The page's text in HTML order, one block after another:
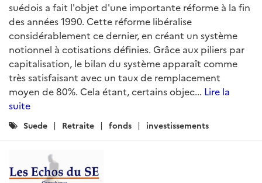
suédois a fait l'objet d'une importante réforme à la fin
des années 1990. Cette réforme libéralise
considérablement ce dernier, en créant un système
notionnel à cotisations définies. Grâce aux piliers par
capitalisation, le bilan du système apparaît comme
très satisfaisant avec un taux de remplacement
moyen de 80%. Cela étant, certains objec... Lire la
suite
Catégories
Suede Retraite fonds investissements